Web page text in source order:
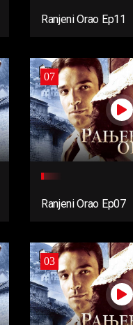
Ranjeni Orao Ep11
07
Ranjeni Orao Ep07
03